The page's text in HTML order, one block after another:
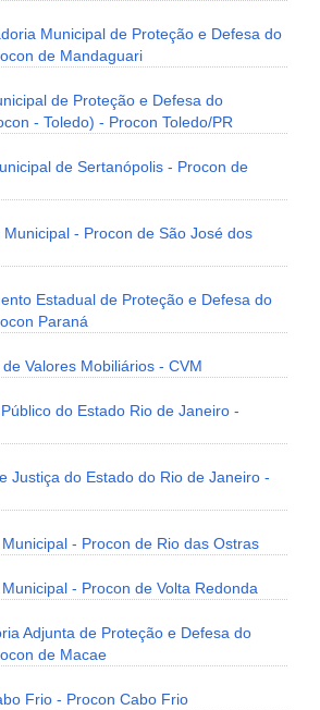
Municipal de Proteção e Defesa do
de Mandaguari
de Proteção e Defesa do
- Toledo) - Procon Toledo/PR
de Sertanópolis - Procon de
Municipal - Procon de São José dos
Estadual de Proteção e Defesa do
Paraná
Valores Mobiliários - CVM
do Estado Rio de Janeiro -
Justiça do Estado do Rio de Janeiro -
- Procon de Rio das Ostras
- Procon de Volta Redonda
Adjunta de Proteção e Defesa do
de Macae
Frio - Procon Cabo Frio